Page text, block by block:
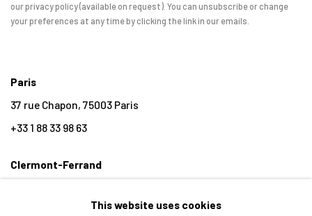
our privacy policy (available on request). You can unsubscribe or change
your preferences at any time by clicking the link in our emails.
Paris
37 rue Chapon, 75003 Paris
+33 1 88 33 98 63
Clermont-Ferrand
This website uses cookies